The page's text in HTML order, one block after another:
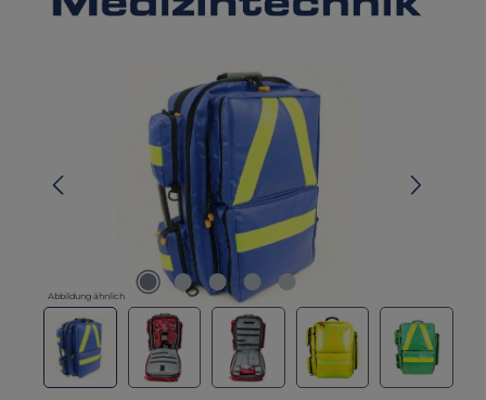
Abbildung ähnlich